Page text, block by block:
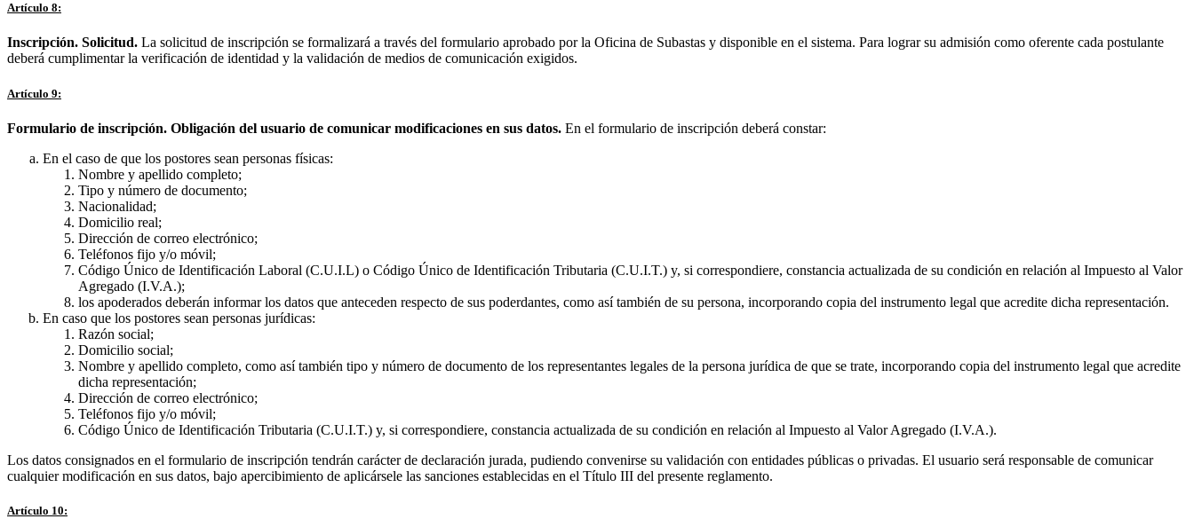
Artículo 8:
Inscripción. Solicitud. La solicitud de inscripción se formalizará a través del formulario aprobado por la Oficina de Subastas y disponible en el sistema. Para lograr su admisión como oferente cada postulante
deberá cumplimentar la verificación de identidad y la validación de medios de comunicación exigidos.
Artículo 9:
Formulario de inscripción. Obligación del usuario de comunicar modificaciones en sus datos. En el formulario de inscripción deberá constar:
En el caso de que los postores sean personas físicas:
Nombre y apellido completo;
Tipo y número de documento;
Nacionalidad;
Domicilio real;
Dirección de correo electrónico;
Teléfonos fijo y/o móvil;
Código Único de Identificación Laboral (C.U.I.L) o Código Único de Identificación Tributaria (C.U.I.T.) y, si correspondiere, constancia actualizada de su condición en relación al Impuesto al Valor
Agregado (I.V.A.);
los apoderados deberán informar los datos que anteceden respecto de sus poderdantes, como así también de su persona, incorporando copia del instrumento legal que acredite dicha representación.
En caso que los postores sean personas jurídicas:
Razón social;
Domicilio social;
Nombre y apellido completo, como así también tipo y número de documento de los representantes legales de la persona jurídica de que se trate, incorporando copia del instrumento legal que acredite
dicha representación;
Dirección de correo electrónico;
Teléfonos fijo y/o móvil;
Código Único de Identificación Tributaria (C.U.I.T.) y, si correspondiere, constancia actualizada de su condición en relación al Impuesto al Valor Agregado (I.V.A.).
Los datos consignados en el formulario de inscripción tendrán carácter de declaración jurada, pudiendo convenirse su validación con entidades públicas o privadas. El usuario será responsable de comunicar
cualquier modificación en sus datos, bajo apercibimiento de aplicársele las sanciones establecidas en el Título III del presente reglamento.
Artículo 10: